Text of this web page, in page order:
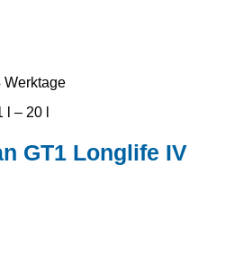
Werktage
– 20
GT1 Longlife IV